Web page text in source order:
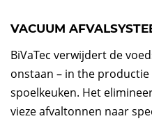
VACUUM
BiVaTec verwijdert de
onstaan – in the
spoelkeuken. Het
vieze afvaltonnen naar